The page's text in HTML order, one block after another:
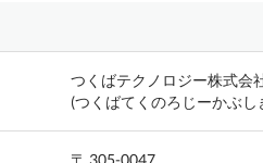
つくばテクノロジー株式会
(つくばてくのろじーかぶし
〒 305-0047